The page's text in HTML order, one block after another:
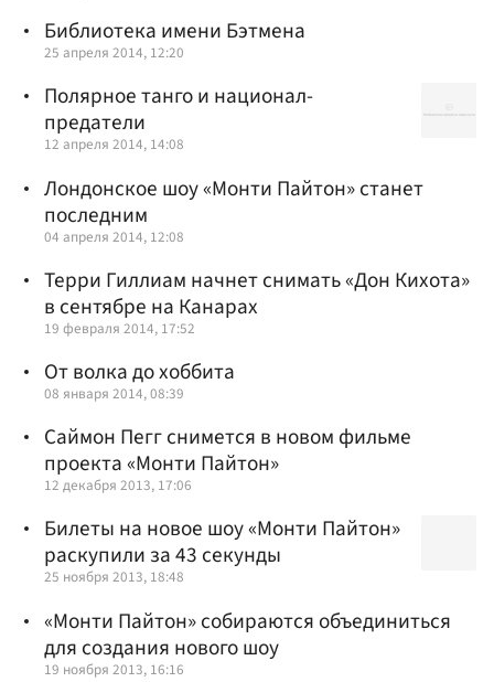
Библиотека имени Бэтмена
25 апреля 2014, 12:20
Полярное танго и национал-
предатели
12 апреля 2014, 14:08
Лондонское шоу «Монти Пайтон» станет
последним
04 апреля 2014, 12:08
Терри Гиллиам начнет снимать «Дон Кихота»
в сентябре на Канарах
19 февраля 2014, 17:52
От волка до хоббита
08 января 2014, 08:39
Саймон Пегг снимется в новом фильме
проекта «Монти Пайтон»
12 декабря 2013, 17:06
Билеты на новое шоу «Монти Пайтон»
раскупили за 43 секунды
25 ноября 2013, 18:48
«Монти Пайтон» собираются объединиться
для создания нового шоу
19 ноября 2013, 16:16